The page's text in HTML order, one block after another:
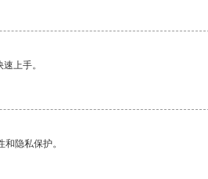
上手。
隐私保护。